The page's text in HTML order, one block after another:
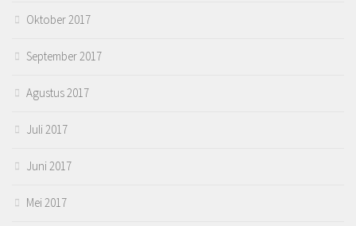
Oktober 2017
September 2017
Agustus 2017
Juli 2017
Juni 2017
Mei 2017